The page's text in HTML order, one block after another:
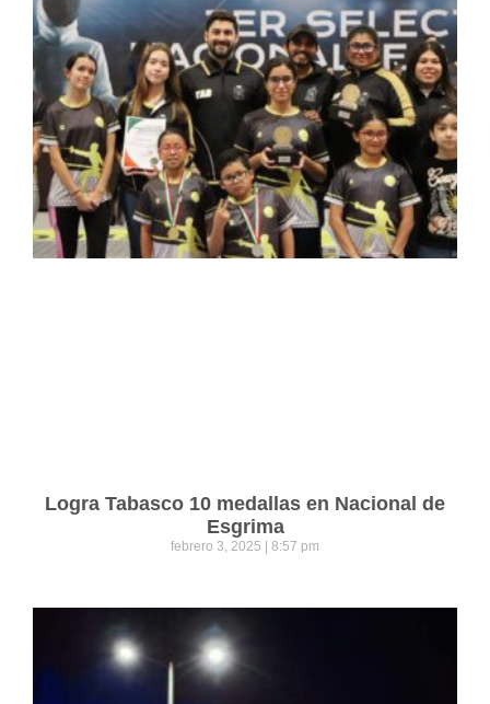
Logra Tabasco 10 medallas en Nacional de
Esgrima
febrero 3, 2025 8:57 pm